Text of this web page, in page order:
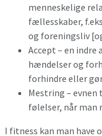
menneskelige
fællesskaber,
og foreningsliv
Accept – en indre
hændelser og
forhindre eller
Mestring –
følelser, når man
I fitness kan man have